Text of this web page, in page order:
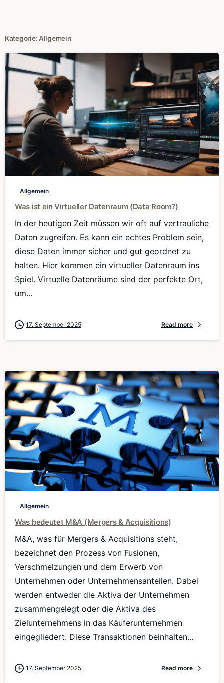
Kategorie: Allgemein
0
Allgemein
Was ist ein Virtueller Datenraum (Data Room?)
In der heutigen Zeit müssen wir oft auf vertrauliche
Daten zugreifen. Es kann ein echtes Problem sein,
diese Daten immer sicher und gut geordnet zu
halten. Hier kommen ein virtueller Datenraum ins
Spiel. Virtuelle Datenräume sind der perfekte Ort,
um...
17. September 2025 Read more
Allgemein
Was bedeutet M&A (Mergers & Acquisitions)
M&A, was für Mergers & Acquisitions steht,
bezeichnet den Prozess von Fusionen,
Verschmelzungen und dem Erwerb von
Unternehmen oder Unternehmensanteilen. Dabei
werden entweder die Aktiva der Unternehmen
zusammengelegt oder die Aktiva des
Zielunternehmens in das Käuferunternehmen
eingegliedert. Diese Transaktionen beinhalten...
17. September 2025 Read more